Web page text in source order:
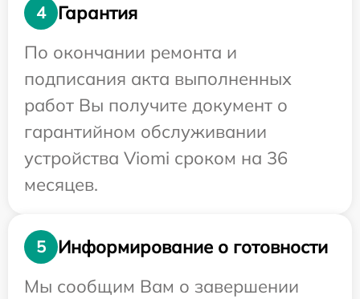
4
Гарантия
По окончании ремонта и
подписания акта выполненных
работ Вы получите документ о
гарантийном обслуживании
устройства Viomi сроком на 36
месяцев.
5
Информирование о готовности
Мы сообщим Вам о завершении